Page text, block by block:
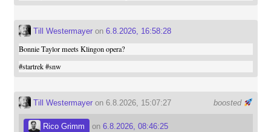
Till Westermayeron 6.8.2026, 16:58:28
Bonnie Taylor meets Klingon opera?
#startrek #snw
boosted
Till Westermayeron 6.8.2026, 15:07:27
Rico Grimm on 6.8.2026, 08:46:25